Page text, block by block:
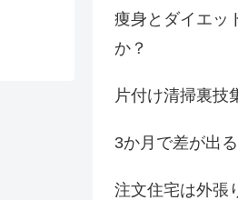
痩身とダイエッ
か？
片付け清掃裏技
3か月で差が出
注文住宅は外張